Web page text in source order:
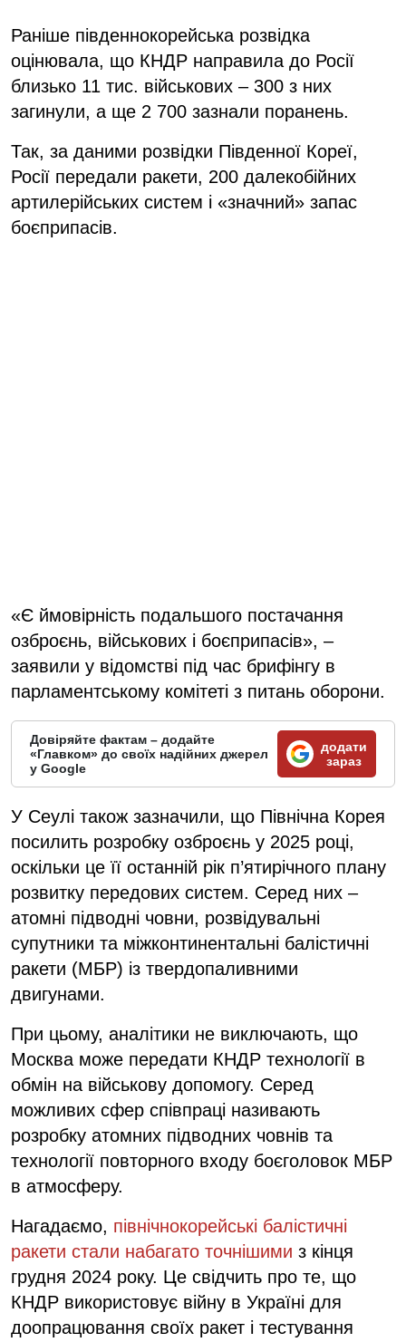
Раніше південнокорейська розвідка
оцінювала, що КНДР направила до Росії
близько 11 тис. військових – 300 з них
загинули, а ще 2 700 зазнали поранень.
Так, за даними розвідки Південної Кореї,
Росії передали ракети, 200 далекобійних
артилерійських систем і «значний» запас
боєприпасів.
«Є ймовірність подальшого постачання
озброєнь, військових і боєприпасів», –
заявили у відомстві під час брифінгу в
парламентському комітеті з питань оборони.
Довіряйте фактам – додайте
«Главком» до своїх надійних джерел
у Google
додати
зараз
У Сеулі також зазначили, що Північна Корея
посилить розробку озброєнь у 2025 році,
оскільки це її останній рік п’ятирічного плану
розвитку передових систем. Серед них –
атомні підводні човни, розвідувальні
супутники та міжконтинентальні балістичні
ракети (МБР) із твердопаливними
двигунами.
При цьому, аналітики не виключають, що
Москва може передати КНДР технології в
обмін на військову допомогу. Серед
можливих сфер співпраці називають
розробку атомних підводних човнів та
технології повторного входу боєголовок МБР
в атмосферу.
Нагадаємо, північнокорейські балістичні
ракети стали набагато точнішими з кінця
грудня 2024 року. Це свідчить про те, що
КНДР використовує війну в Україні для
доопрацювання своїх ракет і тестування